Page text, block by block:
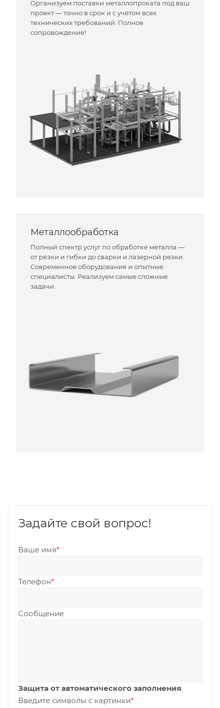
Организуем поставки металлопроката под ваш
проект — точно в срок и с учётом всех
технических требований. Полное
сопровождение!
Металлообработка
Полный спектр услуг по обработке металла —
от резки и гибки до сварки и лазерной резки.
Современное оборудование и опытные
специалисты. Реализуем самые сложные
задачи.
Задайте свой вопрос!
Ваше имя*
Телефон*
Сообщение
Защита от автоматического заполнения
Введите символы с картинки*